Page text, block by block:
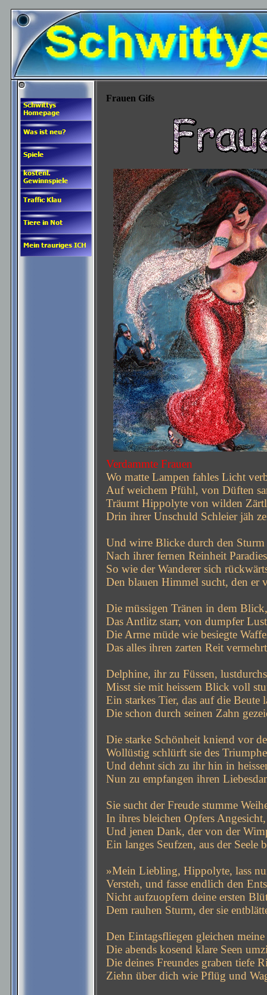
Frauen Gifs
Verdammte Frauen
Wo matte Lampen fahles Licht
Auf weichem Pfühl, von Düften
Träumt Hippolyte von wilden
Drin ihrer Unschuld Schleier jäh
Und wirre Blicke durch den Sturm
Nach ihrer fernen Reinheit
So wie der Wanderer sich
Den blauen Himmel sucht, den er
Die müssigen Tränen in dem
Das Antlitz starr, von dumpfer
Die Arme müde wie besiegte
Das alles ihren zarten Reit
Delphine, ihr zu Füssen,
Misst sie mit heissem Blick voll
Ein starkes Tier, das auf die Beute
Die schon durch seinen Zahn
Die starke Schönheit kniend vor
Wollüstig schlürft sie des
Und dehnt sich zu ihr hin in
Nun zu empfangen ihren
Sie sucht der Freude stumme
In ihres bleichen Opfers Angesicht,
Und jenen Dank, der von der
Ein langes Seufzen, aus der Seele
»Mein Liebling, Hippolyte, lass
Versteh, und fasse endlich den
Nicht aufzuopfern deine ersten
Dem rauhen Sturm, der sie
Den Eintagsfliegen gleichen meine
Die abends kosend klare Seen
Die deines Freundes graben tiefe
Ziehn über dich wie Pflüg und